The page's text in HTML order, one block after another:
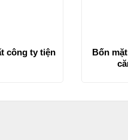
công ty tiện
Bốn